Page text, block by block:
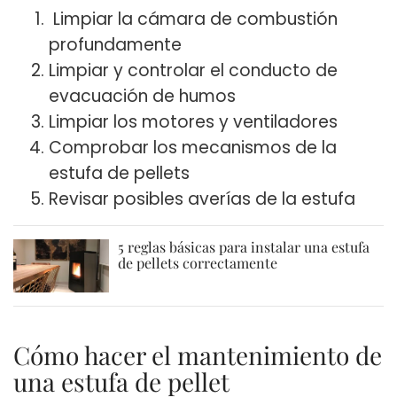
Limpiar la cámara de combustión
profundamente
Limpiar y controlar el conducto de
evacuación de humos
Limpiar los motores y ventiladores
Comprobar los mecanismos de la
estufa de pellets
Revisar posibles averías de la estufa
5 reglas básicas para instalar una estufa
de pellets correctamente
Cómo hacer el mantenimiento de
una estufa de pellet